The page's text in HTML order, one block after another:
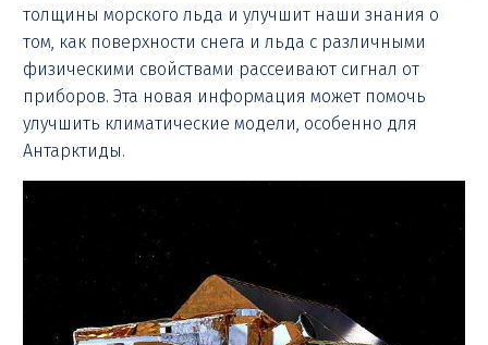
толщины морского льда и улучшит наши знания о
том, как поверхности снега и льда с различными
физическими свойствами рассеивают сигнал от
приборов. Эта новая информация может помочь
улучшить климатические модели, особенно для
Антарктиды.